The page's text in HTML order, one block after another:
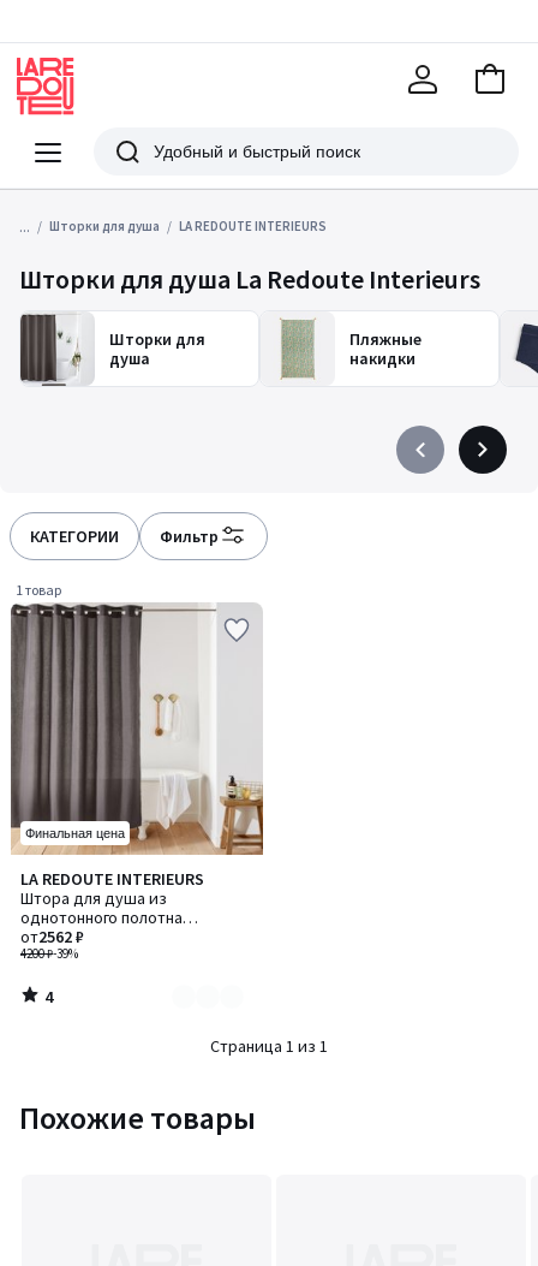
Меню
Redoute
Поиск
В
... Шторки для душа LA REDOUTE INTERIEURS
Шторки для душа La Redoute Interieurs
Шторки для
душа
Пляжные
накидки
PrécédentSuivant
КАТЕГОРИИ Фильтр
1 товар
Финальная цена
LA REDOUTE INTERIEURS
Штора для душа из
однотонного полотна
SCENARIO / СЦЕНАРИО
4200 ₽-39%
от2562 ₽
4
/
5
Количество
цветов:
2
4
/
Страница 1 из 1
Похожие товары